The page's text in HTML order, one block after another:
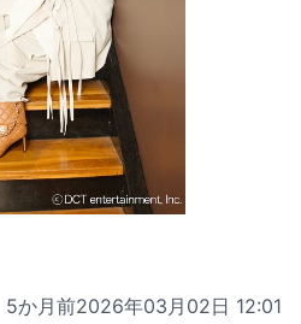
5か月前2026年03月02日 12:01